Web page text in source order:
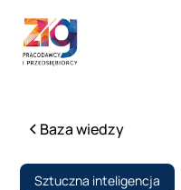
Baza wiedzy
Sztuczna inteligencja